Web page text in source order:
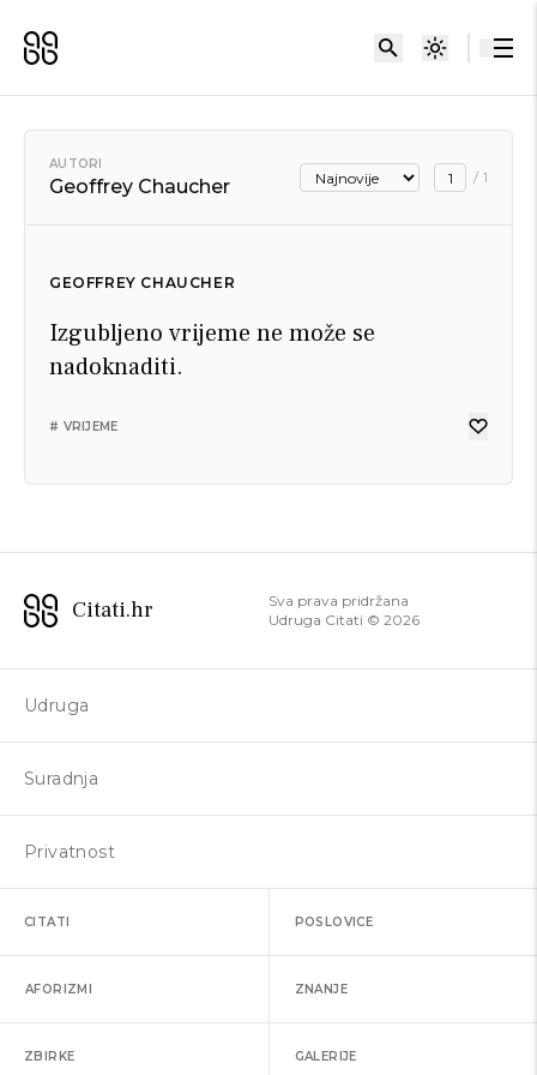
AUTORI
Geoffrey Chaucher / 1
GEOFFREY CHAUCHER
Izgubljeno vrijeme ne može se
nadoknaditi.
# VRIJEME
Citati.hr
Sva prava pridržana
Udruga Citati © 2026
Udruga
Suradnja
Privatnost
CITATI POSLOVICE
AFORIZMI ZNANJE
ZBIRKE GALERIJE